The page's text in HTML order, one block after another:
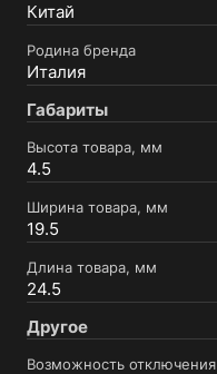
Китай
Родина бренда
Италия
Габариты
Высота товара, мм
4.5
Ширина товара, мм
19.5
Длина товара, мм
24.5
Другое
Возможность отключения